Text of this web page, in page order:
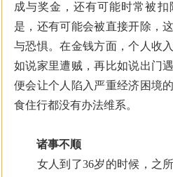
成与奖金，还有可能时常被
是，还有可能会被直接开除，
与恐惧。在金钱方面，个人收
如说家里遭贼，再比如说出门
便会让个人陷入严重经济困境
食住行都没有办法维系。
诸事不顺
女人到了36岁的时候，之所